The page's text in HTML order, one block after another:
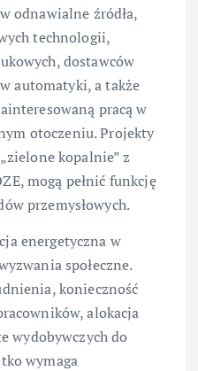
odnawialne źródła,
technologii,
dostawców
automatyki, a także
pracą w
otoczeniu. Projekty
kopalnie” z
mogą pełnić funkcję
przemysłowych.
energetyczna w
społeczne.
konieczność
alokacja
wydobywczych do
wymaga